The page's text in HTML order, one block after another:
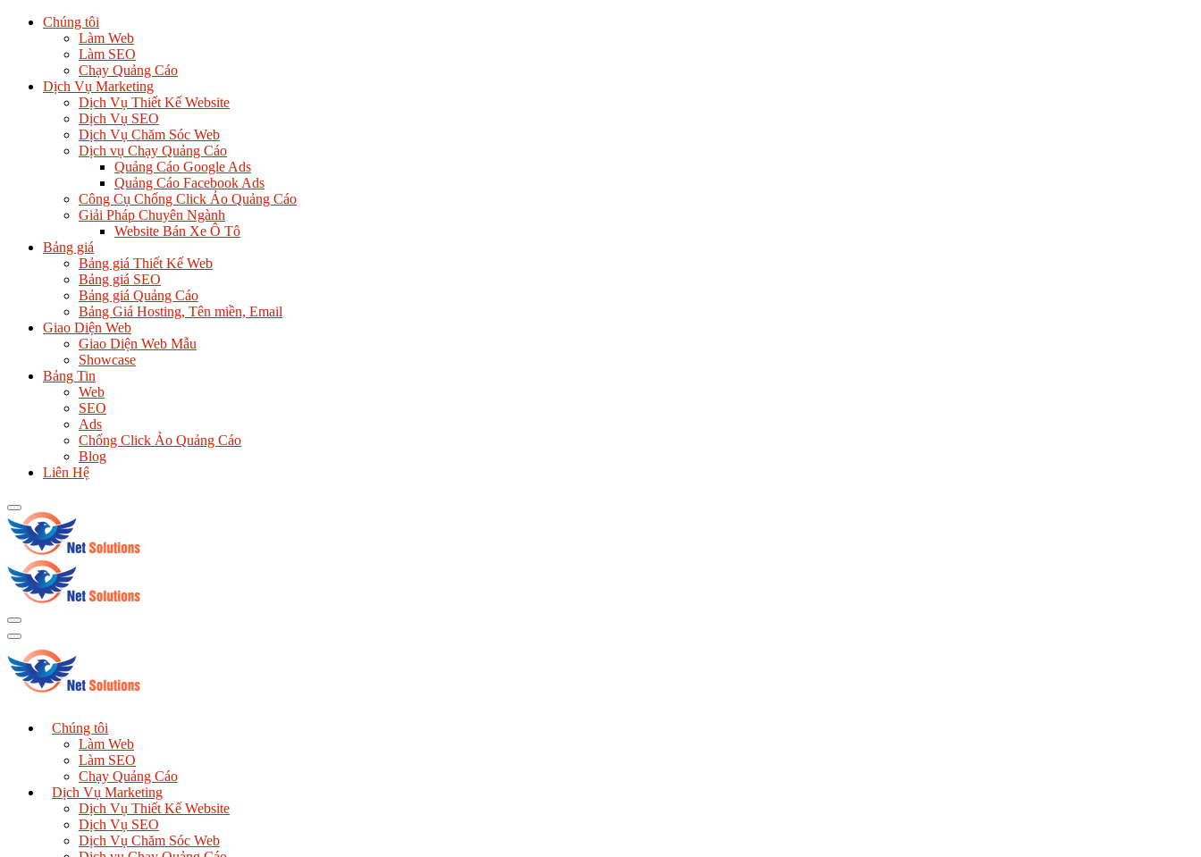
Chúng tôi
Làm Web
Làm SEO
Chạy Quảng Cáo
Dịch Vụ Marketing
Dịch Vụ Thiết Kế Website
Dịch Vụ SEO
Dịch Vụ Chăm Sóc Web
Dịch vụ Chạy Quảng Cáo
Quảng Cáo Google Ads
Quảng Cáo Facebook Ads
Công Cụ Chống Click Ảo Quảng Cáo
Giải Pháp Chuyên Ngành
Website Bán Xe Ô Tô
Bảng giá
Bảng giá Thiết Kế Web
Bảng giá SEO
Bảng giá Quảng Cáo
Bảng Giá Hosting, Tên miền, Email
Giao Diện Web
Giao Diện Web Mẫu
Showcase
Bảng Tin
Web
SEO
Ads
Chống Click Ảo Quảng Cáo
Blog
Liên Hệ
Chúng tôi
Làm Web
Làm SEO
Chạy Quảng Cáo
Dịch Vụ Marketing
Dịch Vụ Thiết Kế Website
Dịch Vụ SEO
Dịch Vụ Chăm Sóc Web